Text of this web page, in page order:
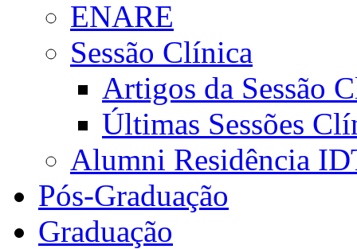
ENARE
Sessão Clínica
Artigos da Sessão
Últimas Sessões
Alumni Residência
Pós-Graduação
Graduação